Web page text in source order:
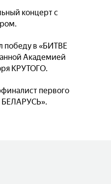
концерт с
победу в «БИТВЕ
Академией
КРУТОГО.
первого
БЕЛАРУСЬ».